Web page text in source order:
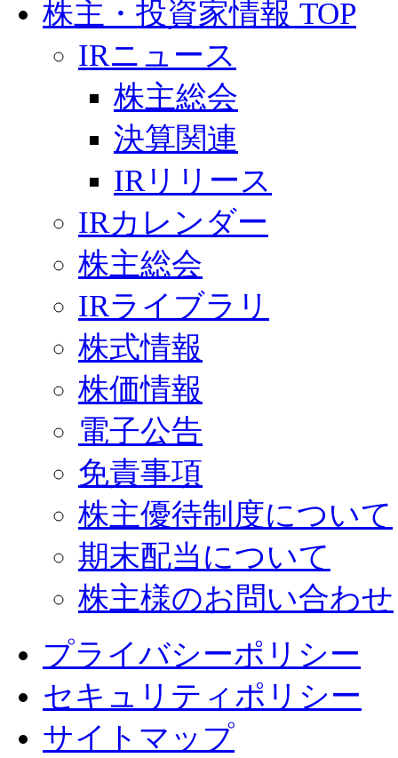
株主・投資家情報 TOP
IRニュース
株主総会
決算関連
IRリリース
IRカレンダー
株主総会
IRライブラリ
株式情報
株価情報
電子公告
免責事項
株主優待制度について
期末配当について
株主様のお問い合わせ
プライバシーポリシー
セキュリティポリシー
サイトマップ